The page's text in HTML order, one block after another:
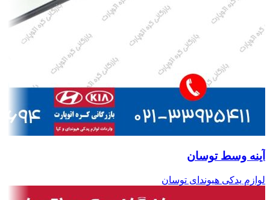
آینه وسط توسان
لوازم یدکی هیوندای توسان